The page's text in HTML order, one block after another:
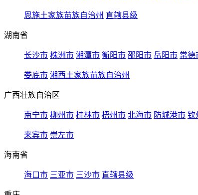
恩施土家族苗族自治州 直辖县级
湖南省
长沙市 株洲市 湘潭市 衡阳市 邵阳市 岳阳市 常德
娄底市 湘西土家族苗族自治州
广西壮族自治区
南宁市 柳州市 桂林市 梧州市 北海市 防城港市 钦
来宾市 崇左市
海南省
海口市 三亚市 三沙市 直辖县级